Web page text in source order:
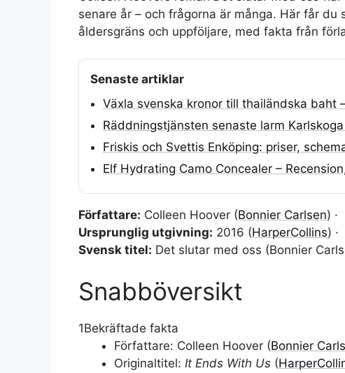
senare år – och frågorna är många. Här får
åldersgräns och uppföljare, med fakta från
Senaste artiklar
Växla svenska kronor till thailändska baht
Räddningstjänsten senaste larm
Friskis och Svettis Enköping: priser,
Elf Hydrating Camo Concealer –
Författare: Colleen Hoover (Bonnier Carlsen) ·
Ursprunglig utgivning: 2016 (HarperCollins) ·
Svensk titel: Det slutar med oss (Bonnier
Snabböversikt
1Bekräftade fakta
Författare: Colleen Hoover (Bonnier
Originaltitel: It Ends With Us (